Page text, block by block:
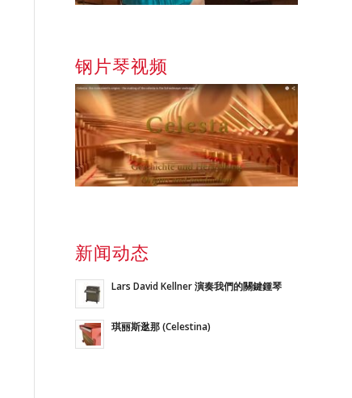
钢片琴视频
新闻动态
Lars David Kellner 演奏我們的關鍵鍾琴
琪丽斯逖那 (Celestina)